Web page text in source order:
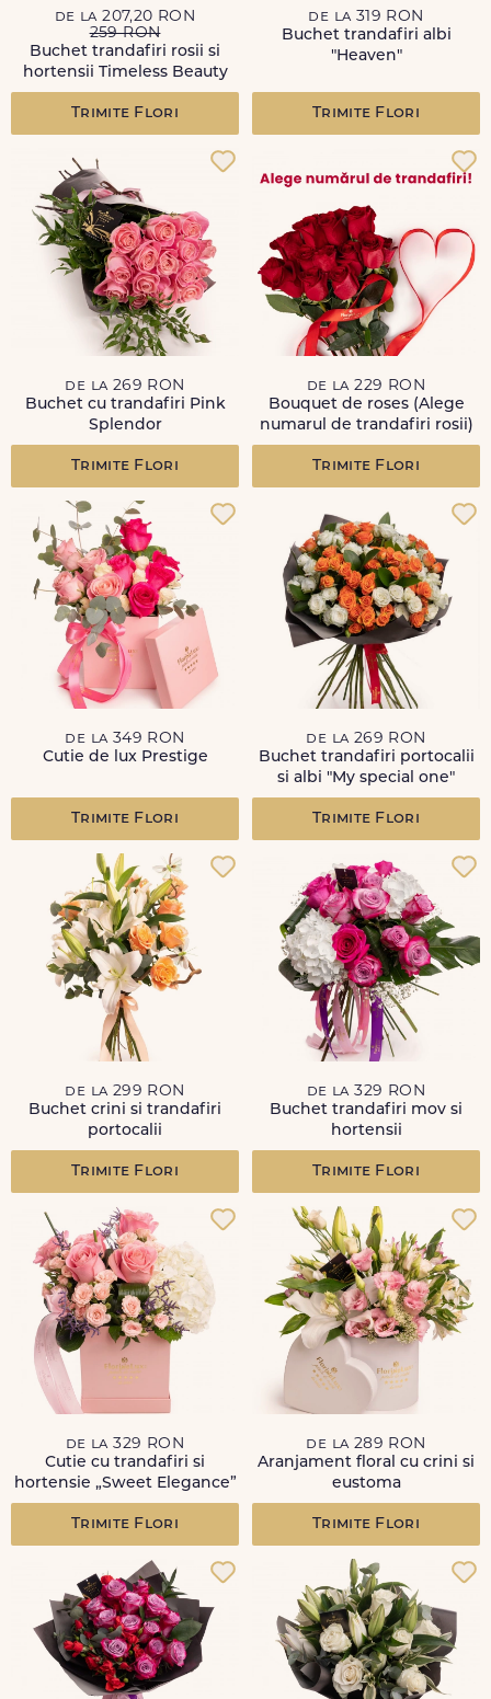
de la 207,20 RON
259 RON
Buchet trandafiri rosii si
hortensii Timeless Beauty
Trimite Flori
de la 319 RON
Buchet trandafiri albi
"Heaven"
Trimite Flori
de la 269 RON
Buchet cu trandafiri Pink
Splendor
Trimite Flori
de la 229 RON
Bouquet de roses (Alege
numarul de trandafiri rosii)
Trimite Flori
de la 349 RON
Cutie de lux Prestige
Trimite Flori
de la 269 RON
Buchet trandafiri portocalii
si albi "My special one"
Trimite Flori
de la 299 RON
Buchet crini si trandafiri
portocalii
Trimite Flori
de la 329 RON
Buchet trandafiri mov si
hortensii
Trimite Flori
de la 329 RON
Cutie cu trandafiri si
hortensie „Sweet Elegance”
Trimite Flori
de la 289 RON
Aranjament floral cu crini si
eustoma
Trimite Flori